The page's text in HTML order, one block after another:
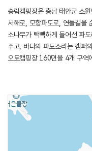
송림캠핑장은 충남 태안군 소
서해로, 모항파도로, 연들길을
소나무가 빽빽하게 들어선 파
주고, 바다의 파도소리는 캠퍼
오토캠핑장 160면을 4개 구역
구역에 비해 그늘이 많다는
주차를 할 수 있다. 전기, 무선
입장을 허용한다. 개인 트레일
어은돌항, 모항항, 만리포해수
근처라서 해산물을 파는 음식